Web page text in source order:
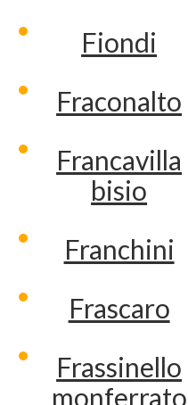
Fiondi
Fraconalto
Francavilla
bisio
Franchini
Frascaro
Frassinello
monferrato